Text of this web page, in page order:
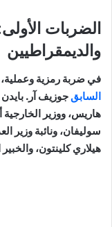
الضربات
والديمقراطيين
في ضربة رمزية
السابقجوزيف آر. بايدن
هاريس، ووزير
سوليفان، ونائبة وزير
هيلاري كلينتون،